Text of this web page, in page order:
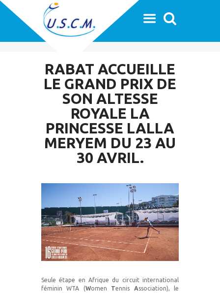
RABAT ACCUEILLE
LE GRAND PRIX DE
SON ALTESSE
ROYALE LA
PRINCESSE LALLA
MERYEM DU 23 AU
30 AVRIL.
Seule étape en Afrique du circuit international
féminin WTA (Women Tennis Association), le